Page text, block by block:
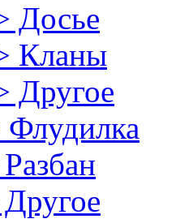
Досье
Кланы
Другое
Флудилка